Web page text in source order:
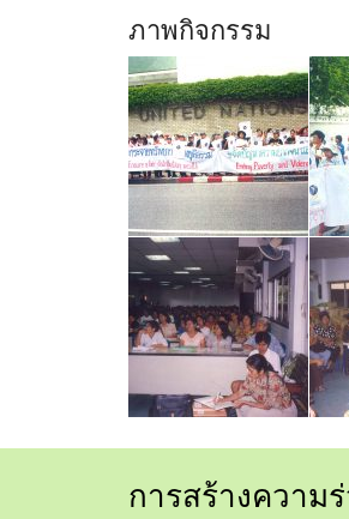
ภาพกิจกรรม
การสร้างความ